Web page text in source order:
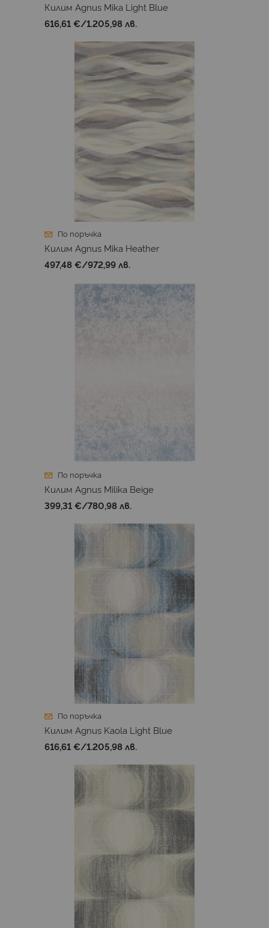
Килим Agnus Mika Light Blue
616,61 €/1.205,98 лв.
По поръчка
Килим Agnus Mika Heather
497,48 €/972,99 лв.
По поръчка
Килим Agnus Milika Beige
399,31 €/780,98 лв.
По поръчка
Килим Agnus Kaola Light Blue
616,61 €/1.205,98 лв.